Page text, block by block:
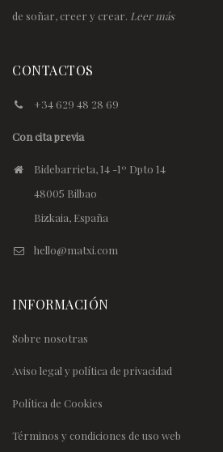
de soñar, creer y crear. Leer más
CONTACTOS
+34 629 48 28 69
Con cita previa
Bidebarrieta, 14 -1º Dpto 14
48005 Bilbao
Bizkaia, España
hello@matxi.com
INFORMACIÓN
Sobre nosotras
Aviso legal y política de privacidad
Política de Cookies
Términos y condiciones de uso web